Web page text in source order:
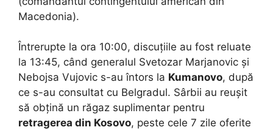
Macedonia).
Întrerupte la ora 10:00, discuțiile au fost reluate
la 13:45, când generalul Svetozar Marjanovic și
Nebojsa Vujovic s-au întors la Kumanovo, după
ce s-au consultat cu Belgradul. Sârbii au reușit
să obțină un răgaz suplimentar pentru
retragerea din Kosovo, peste cele 7 zile oferite